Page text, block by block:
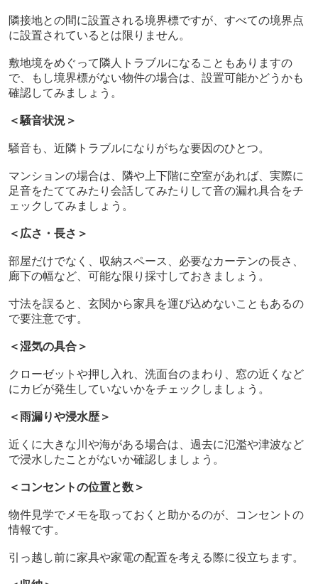
隣接地との間に設置される境界標ですが、すべての境界点
に設置されているとは限りません。
敷地境をめぐって隣人トラブルになることもありますの
で、もし境界標がない物件の場合は、設置可能かどうかも
確認してみましょう。
＜騒音状況＞
騒音も、近隣トラブルになりがちな要因のひとつ。
マンションの場合は、隣や上下階に空室があれば、実際に
足音をたててみたり会話してみたりして音の漏れ具合をチ
ェックしてみましょう。
＜広さ・長さ＞
部屋だけでなく、収納スペース、必要なカーテンの長さ、
廊下の幅など、可能な限り採寸しておきましょう。
寸法を誤ると、玄関から家具を運び込めないこともあるの
で要注意です。
＜湿気の具合＞
クローゼットや押し入れ、洗面台のまわり、窓の近くなど
にカビが発生していないかをチェックしましょう。
＜雨漏りや浸水歴＞
近くに大きな川や海がある場合は、過去に氾濫や津波など
で浸水したことがないか確認しましょう。
＜コンセントの位置と数＞
物件見学でメモを取っておくと助かるのが、コンセントの
情報です。
引っ越し前に家具や家電の配置を考える際に役立ちます。